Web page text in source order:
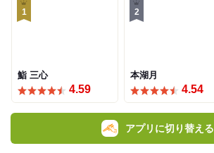
1
鮨 三心
4.59
2
本湖月
4.54
アプリに切り替える